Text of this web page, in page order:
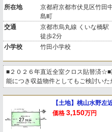
所在地
京都府京都市伏見区竹田
島町
交通
京都市烏丸線 くいな橋駅
徒歩2分
小学校 竹田小学校
■２０２６年直近全室クロス貼替済
能につき収益物件としてもご検討い
【土地】桃山水野左
価格 3,150万円